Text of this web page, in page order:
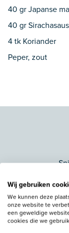
40 gr Japanse
40 gr Sirachasaus
4 tk Koriander
Peper, zout
Vermeng 10
met elkaar.
Wij gebruiken
We kunnen deze
onze website te
een geweldige
cookies die we